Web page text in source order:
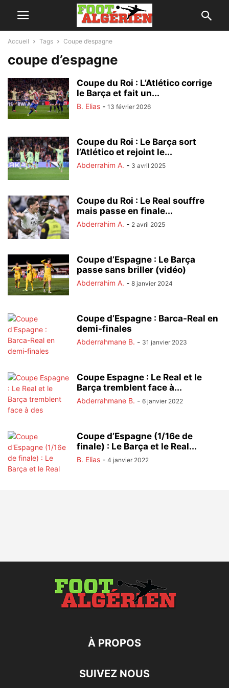
Accueil Tags Coupe d’espagne
coupe d’espagne
Coupe du Roi : L’Atlético corrige
le Barça et fait un...
B. Elias - 13 février 2026
Coupe du Roi : Le Barça sort
l’Atlético et rejoint le...
Abderrahim A. - 3 avril 2025
Coupe du Roi : Le Real souffre
mais passe en finale...
Abderrahim A. - 2 avril 2025
Coupe d’Espagne : Le Barça
passe sans briller (vidéo)
Abderrahim A. - 8 janvier 2024
Coupe d’Espagne : Barca-Real en
demi-finales
Abderrahmane B. - 31 janvier 2023
Coupe Espagne : Le Real et le
Barça tremblent face à...
Abderrahmane B. - 6 janvier 2022
Coupe d’Espagne (1/16e de
finale) : Le Barça et le Real...
B. Elias - 4 janvier 2022
À PROPOS
SUIVEZ NOUS